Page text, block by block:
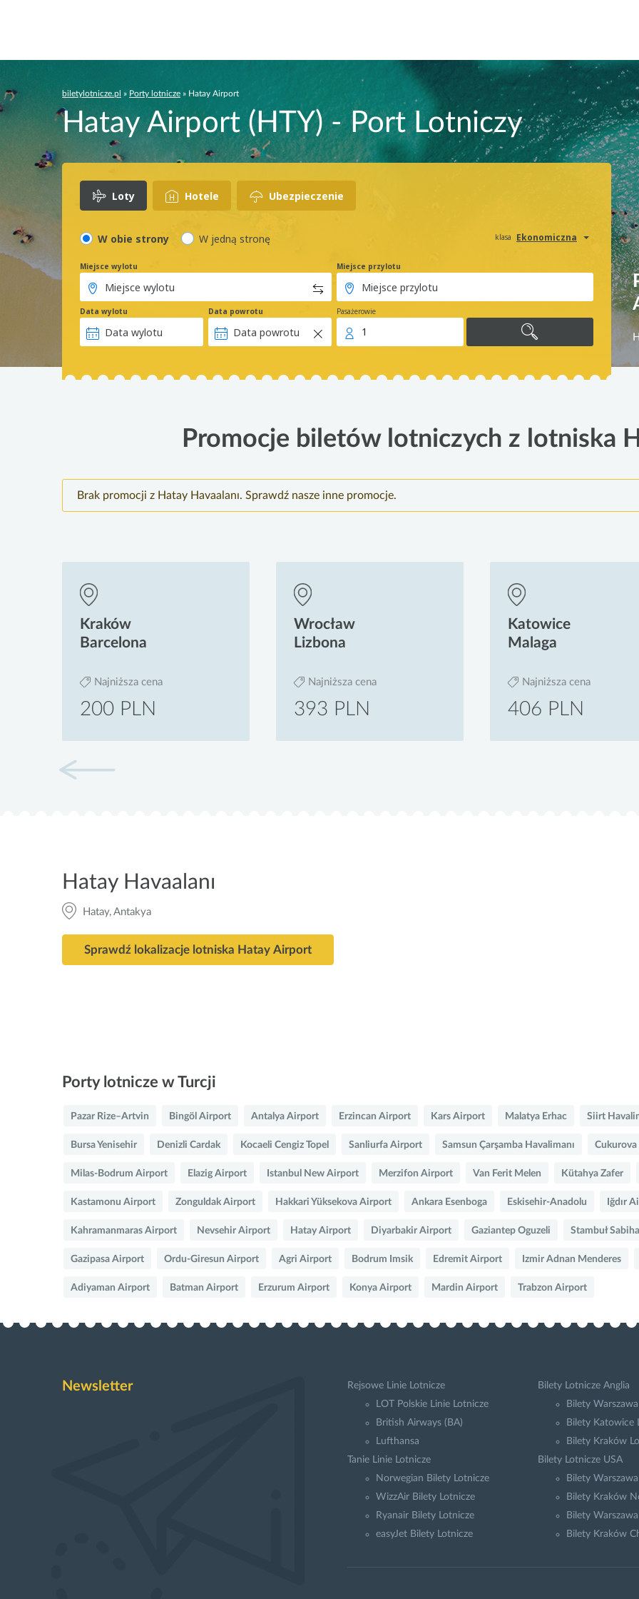
biletylotnicze.pl » Porty lotnicze » Hatay Airport
Hatay Airport (HTY) - Port Lotniczy
Loty Hotele Ubezpieczenie
klasa Ekonomiczna
W obie strony W jedną stronę
Miejsce wylotu Miejsce przylotu
Data wylotu Data powrotu Pasażerowie
1
Promocje biletów lotniczych z lotniska
Brak promocji z Hatay Havaalanı. Sprawdź nasze inne promocje.
Kraków
Barcelona
Najniższa cena
200 PLN
Wrocław
Lizbona
Najniższa cena
393 PLN
Katowice
Malaga
Najniższa cena
406 PLN
Hatay Havaalanı
Hatay, Antakya
Sprawdź lokalizacje lotniska Hatay Airport
Porty lotnicze w Turcji
Pazar Rize–Artvin Bingöl Airport Antalya Airport Erzincan Airport Kars Airport Malatya Erhac Siirt
Bursa Yenisehir Denizli Cardak Kocaeli Cengiz Topel Sanliurfa Airport Samsun Çarşamba Havalimanı
Milas-Bodrum Airport Elazig Airport Istanbul New Airport Merzifon Airport Van Ferit Melen Kütahya Zafer
Kastamonu Airport Zonguldak Airport Hakkari Yüksekova Airport Ankara Esenboga Eskisehir-Anadolu Iğdır
Kahramanmaras Airport Nevsehir Airport Hatay Airport Diyarbakir Airport Gaziantep Oguzeli Stambuł
Gazipasa Airport Ordu-Giresun Airport Agri Airport Bodrum Imsik Edremit Airport Izmir Adnan Menderes
Adiyaman Airport Batman Airport Erzurum Airport Konya Airport Mardin Airport Trabzon Airport
Newsletter
Rejsowe Linie Lotnicze
LOT Polskie Linie Lotnicze
British Airways (BA)
Lufthansa
Tanie Linie Lotnicze
Norwegian Bilety Lotnicze
WizzAir Bilety Lotnicze
Ryanair Bilety Lotnicze
easyJet Bilety Lotnicze
Bilety Lotnicze Anglia
Bilety
Bilety Katowice
Bilety Kraków
Bilety Lotnicze USA
Bilety
Bilety Kraków
Bilety
Bilety Kraków